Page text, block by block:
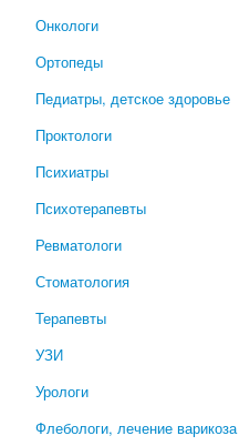
Онкологи
Ортопеды
Педиатры, детское здоровье
Проктологи
Психиатры
Психотерапевты
Ревматологи
Стоматология
Терапевты
УЗИ
Урологи
Флебологи, лечение варикоза